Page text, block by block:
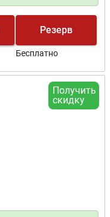
Резерв
Бесплатно
Получить
скидку